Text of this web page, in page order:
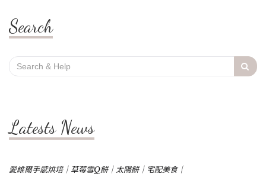
Search
Search
for:
Latests News
愛維爾手感烘培｜草莓雪Q餅｜太陽餅｜宅配美食｜